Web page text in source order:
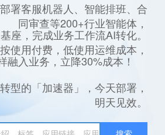
署客服机器人、智能排班、合
同审查等200+行业智能体，
座，完成业务工作流AI转化。
按使用付费，低使用运维成本，
融入业务，立降30%成本！
的「加速器」，今天部署，
明天见效。